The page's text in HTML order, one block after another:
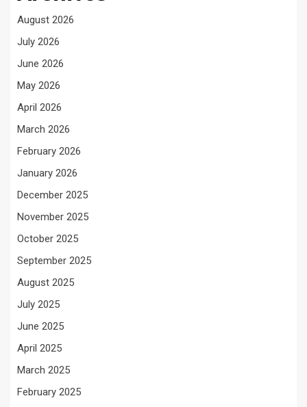
August 2026
July 2026
June 2026
May 2026
April 2026
March 2026
February 2026
January 2026
December 2025
November 2025
October 2025
September 2025
August 2025
July 2025
June 2025
April 2025
March 2025
February 2025